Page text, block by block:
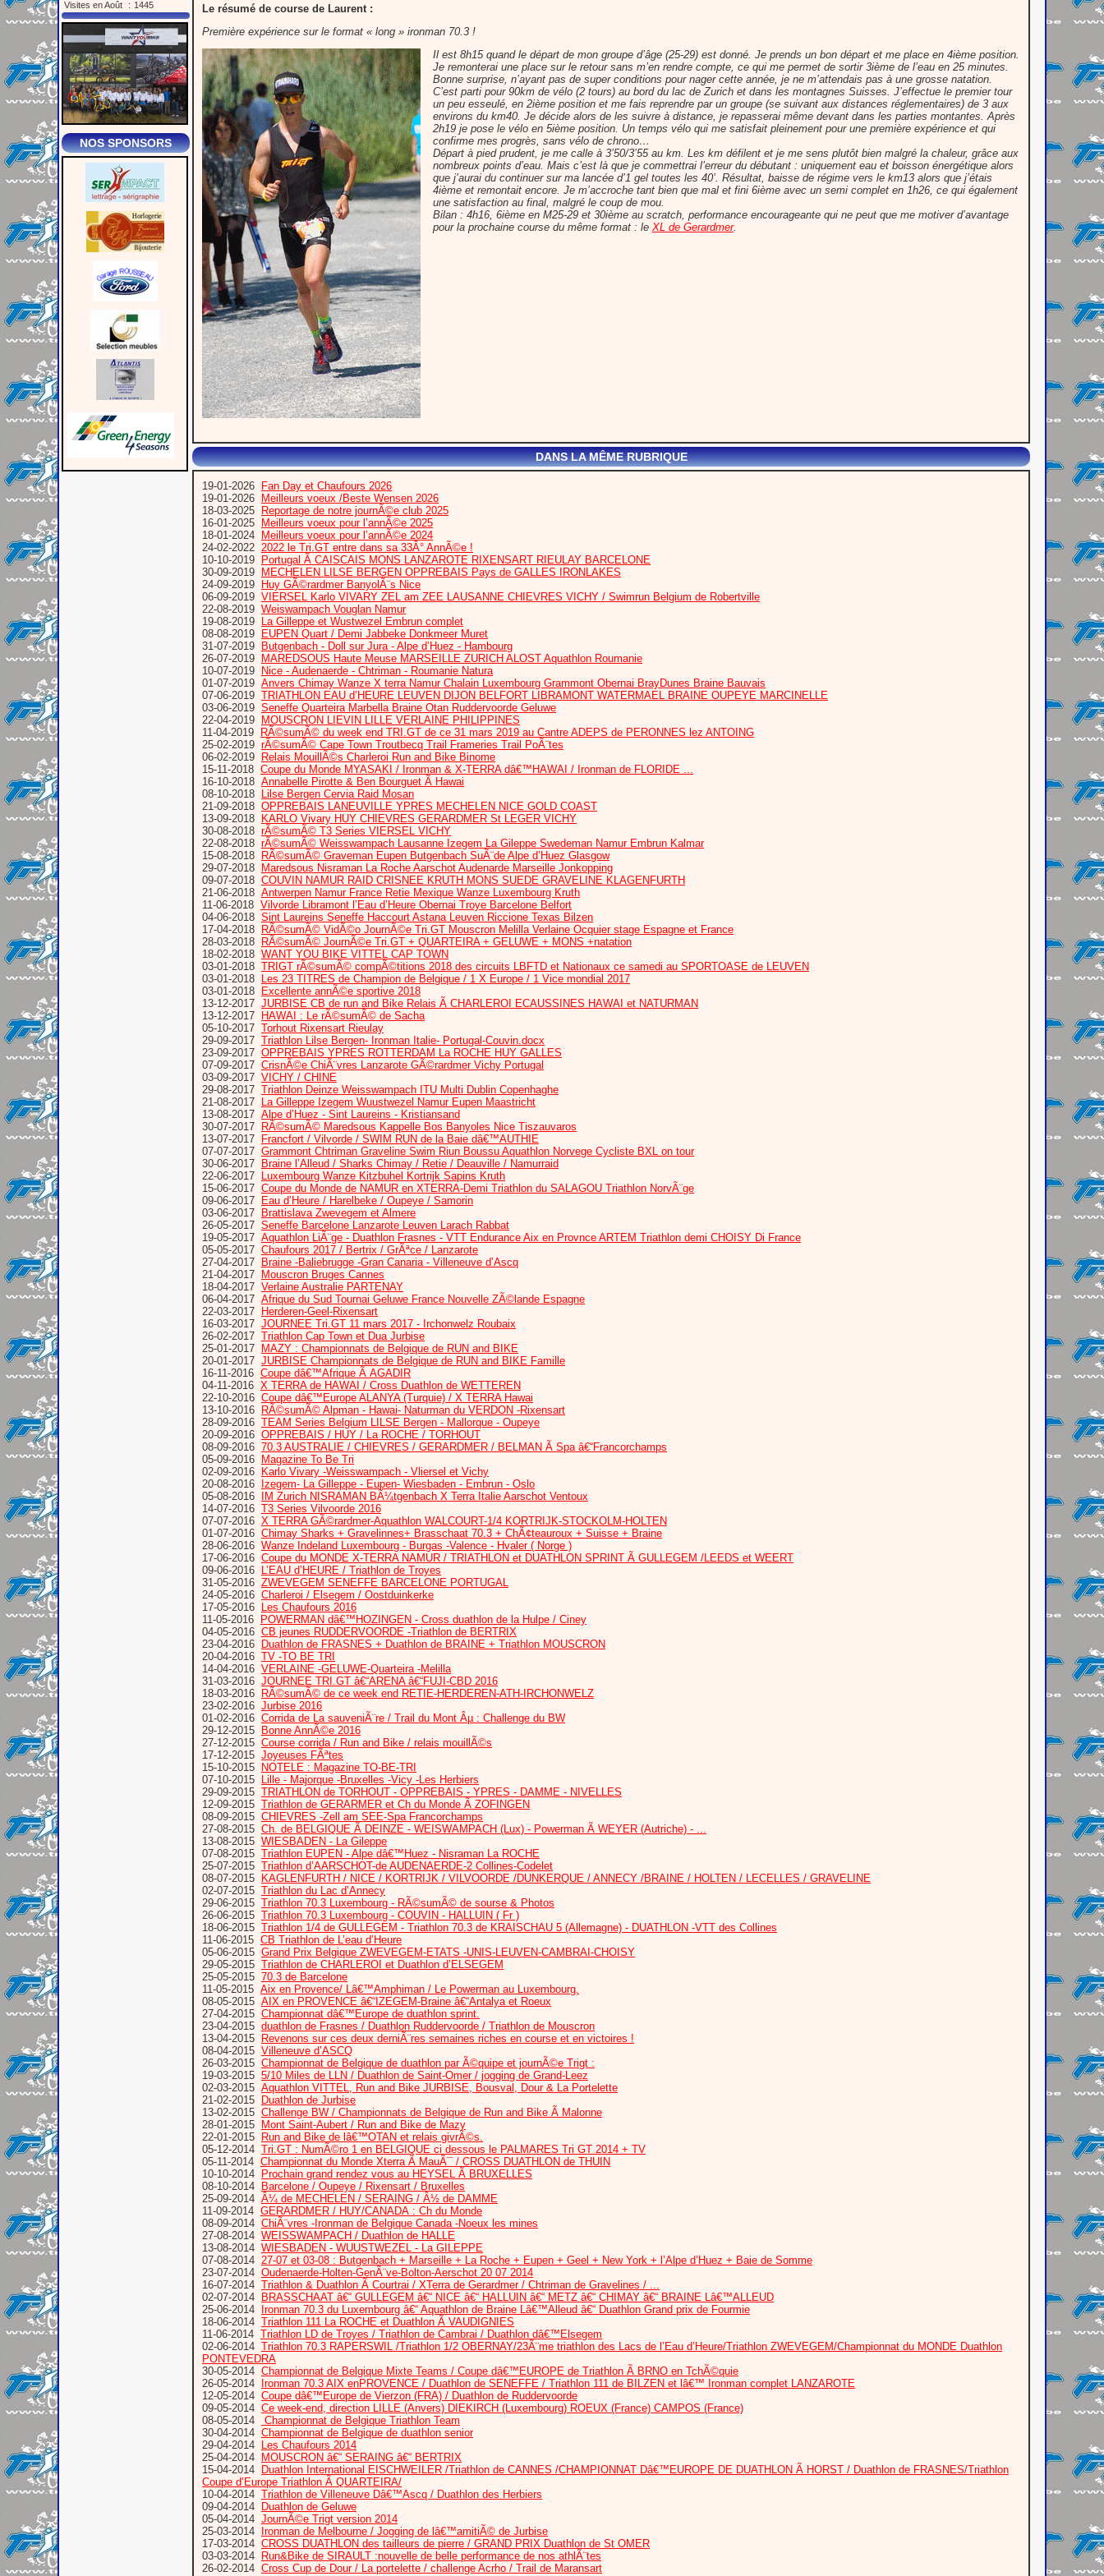
Visites en Août : 1445
NOS SPONSORS
Le résumé de course de Laurent :
Première expérience sur le format « long » ironman 70.3 !
Il est 8h15 quand le départ de mon groupe d’âge (25-29) est donné. Je prends un bon départ et me place en 4ième position.
Je remonterai une place sur le retour sans m’en rendre compte, ce qui me permet de sortir 3ième de l’eau en 25 minutes.
Bonne surprise, n’ayant pas de super conditions pour nager cette année, je ne m’attendais pas à une grosse natation.
C’est parti pour 90km de vélo (2 tours) au bord du lac de Zurich et dans les montagnes Suisses. J’effectue le premier tour
un peu esseulé, en 2ième position et me fais reprendre par un groupe (se suivant aux distances réglementaires) de 3 aux
environs du km40. Je décide alors de les suivre à distance, je repasserai même devant dans les parties montantes. Après
2h19 je pose le vélo en 5ième position. Un temps vélo qui me satisfait pleinement pour une première expérience et qui
confirme mes progrès, sans vélo de chrono…
Départ à pied prudent, je me calle à 3’50/3’55 au km. Les km défilent et je me sens plutôt bien malgré la chaleur, grâce aux
nombreux points d’eau. Mais c’est là que je commettrai l’erreur du débutant : uniquement eau et boisson énergétique alors
que j’aurai du continuer sur ma lancée d’1 gel toutes les 40’. Résultat, baisse de régime vers le km13 alors que j’étais
4ième et remontait encore. Je m’accroche tant bien que mal et fini 6ième avec un semi complet en 1h26, ce qui également
une satisfaction au final, malgré le coup de mou.
Bilan : 4h16, 6ième en M25-29 et 30ième au scratch, performance encourageante qui ne peut que me motiver d’avantage
pour la prochaine course du même format : le XL de Gerardmer.
DANS LA MÊME RUBRIQUE
19-01-2026 Fan Day et Chaufours 2026
19-01-2026 Meilleurs voeux /Beste Wensen 2026
18-03-2025 Reportage de notre journÃ©e club 2025
16-01-2025 Meilleurs voeux pour l’annÃ©e 2025
18-01-2024 Meilleurs voeux pour l’annÃ©e 2024
24-02-2022 2022 le Tri.GT entre dans sa 33Â° AnnÃ©e !
10-10-2019 Portugal Ã CAISCAIS MONS LANZAROTE RIXENSART RIEULAY BARCELONE
30-09-2019 MECHELEN LILSE BERGEN OPPREBAIS Pays de GALLES IRONLAKES
24-09-2019 Huy GÃ©rardmer BanyolÃ¨s Nice
06-09-2019 VIERSEL Karlo VIVARY ZEL am ZEE LAUSANNE CHIEVRES VICHY / Swimrun Belgium de Robertville
22-08-2019 Weiswampach Vouglan Namur
19-08-2019 La Gilleppe et Wustwezel Embrun complet
08-08-2019 EUPEN Quart / Demi Jabbeke Donkmeer Muret
31-07-2019 Butgenbach - Doll sur Jura - Alpe d’Huez - Hambourg
26-07-2019 MAREDSOUS Haute Meuse MARSEILLE ZURICH ALOST Aquathlon Roumanie
10-07-2019 Nice - Audenaerde - Chtriman - Roumanie Natura
01-07-2019 Anvers Chimay Wanze X terra Namur Chalain Luxembourg Grammont Obernai BrayDunes Braine Bauvais
07-06-2019 TRIATHLON EAU d’HEURE LEUVEN DIJON BELFORT LIBRAMONT WATERMAEL BRAINE OUPEYE MARCINELLE
03-06-2019 Seneffe Quarteira Marbella Braine Otan Ruddervoorde Geluwe
22-04-2019 MOUSCRON LIEVIN LILLE VERLAINE PHILIPPINES
11-04-2019 RÃ©sumÃ© du week end TRI.GT de ce 31 mars 2019 au Cantre ADEPS de PERONNES lez ANTOING
25-02-2019 rÃ©sumÃ© Cape Town Troutbecq Trail Frameries Trail PoÃ¨tes
06-02-2019 Relais MouillÃ©s Charleroi Run and Bike Binome
15-11-2018 Coupe du Monde MYASAKI / Ironman & X-TERRA dâ€™HAWAI / Ironman de FLORIDE ...
16-10-2018 Annabelle Pirotte & Ben Bourguet Ã Hawai
08-10-2018 Lilse Bergen Cervia Raid Mosan
21-09-2018 OPPREBAIS LANEUVILLE YPRES MECHELEN NICE GOLD COAST
13-09-2018 KARLO Vivary HUY CHIEVRES GERARDMER St LEGER VICHY
30-08-2018 rÃ©sumÃ© T3 Series VIERSEL VICHY
22-08-2018 rÃ©sumÃ© Weisswampach Lausanne Izegem La Gileppe Swedeman Namur Embrun Kalmar
15-08-2018 RÃ©sumÃ© Graveman Eupen Butgenbach SuÃ¨de Alpe d’Huez Glasgow
29-07-2018 Maredsous Nisraman La Roche Aarschot Audenarde Marseille Jonkopping
09-07-2018 COUVIN NAMUR RAID CRISNEE KRUTH MONS SUEDE GRAVELINE KLAGENFURTH
21-06-2018 Antwerpen Namur France Retie Mexique Wanze Luxembourg Kruth
11-06-2018 Vilvorde Libramont l’Eau d’Heure Obernai Troye Barcelone Belfort
04-06-2018 Sint Laureins Seneffe Haccourt Astana Leuven Riccione Texas Bilzen
17-04-2018 RÃ©sumÃ© VidÃ©o JournÃ©e Tri.GT Mouscron Melilla Verlaine Ocquier stage Espagne et France
28-03-2018 RÃ©sumÃ© JournÃ©e Tri.GT + QUARTEIRA + GELUWE + MONS +natation
18-02-2018 WANT YOU BIKE VITTEL CAP TOWN
03-01-2018 TRIGT rÃ©sumÃ© compÃ©titions 2018 des circuits LBFTD et Nationaux ce samedi au SPORTOASE de LEUVEN
03-01-2018 Les 23 TITRES de Champion de Belgique / 1 X Europe / 1 Vice mondial 2017
03-01-2018 Excellente annÃ©e sportive 2018
13-12-2017 JURBISE CB de run and Bike Relais Ã CHARLEROI ECAUSSINES HAWAI et NATURMAN
13-12-2017 HAWAI : Le rÃ©sumÃ© de Sacha
05-10-2017 Torhout Rixensart Rieulay
29-09-2017 Triathlon Lilse Bergen- Ironman Italie- Portugal-Couvin.docx
23-09-2017 OPPREBAIS YPRES ROTTERDAM La ROCHE HUY GALLES
07-09-2017 CrisnÃ©e ChiÃ¨vres Lanzarote GÃ©rardmer Vichy Portugal
03-09-2017 VICHY / CHINE
29-08-2017 Triathlon Deinze Weisswampach ITU Multi Dublin Copenhaghe
21-08-2017 La Gilleppe Izegem Wuustwezel Namur Eupen Maastricht
13-08-2017 Alpe d’Huez - Sint Laureins - Kristiansand
30-07-2017 RÃ©sumÃ© Maredsous Kappelle Bos Banyoles Nice Tiszauvaros
13-07-2017 Francfort / Vilvorde / SWIM RUN de la Baie dâ€™AUTHIE
07-07-2017 Grammont Chtriman Graveline Swim Riun Boussu Aquathlon Norvege Cycliste BXL on tour
30-06-2017 Braine l’Alleud / Sharks Chimay / Retie / Deauville / Namurraid
22-06-2017 Luxembourg Wanze Kitzbuhel Kortrijk Sapins Kruth
15-06-2017 Coupe du Monde de NAMUR en XTERRA-Demi Triathlon du SALAGOU Triathlon NorvÃ¨ge
09-06-2017 Eau d’Heure / Harelbeke / Oupeye / Samorin
03-06-2017 Brattislava Zwevegem et Almere
26-05-2017 Seneffe Barcelone Lanzarote Leuven Larach Rabbat
19-05-2017 Aquathlon LiÃ¨ge - Duathlon Frasnes - VTT Endurance Aix en Provnce ARTEM Triathlon demi CHOISY Di France
05-05-2017 Chaufours 2017 / Bertrix / GrÃªce / Lanzarote
27-04-2017 Braine -Baliebrugge -Gran Canaria - Villeneuve d’Ascq
21-04-2017 Mouscron Bruges Cannes
18-04-2017 Verlaine Australie PARTENAY
06-04-2017 Afrique du Sud Tournai Geluwe France Nouvelle ZÃ©lande Espagne
22-03-2017 Herderen-Geel-Rixensart
16-03-2017 JOURNEE Tri.GT 11 mars 2017 - Irchonwelz Roubaix
26-02-2017 Triathlon Cap Town et Dua Jurbise
25-01-2017 MAZY : Championnats de Belgique de RUN and BIKE
20-01-2017 JURBISE Championnats de Belgique de RUN and BIKE Famille
16-11-2016 Coupe dâ€™Afrique Ã AGADIR
04-11-2016 X TERRA de HAWAI / Cross Duathlon de WETTEREN
22-10-2016 Coupe dâ€™Europe ALANYA (Turquie) / X TERRA Hawai
13-10-2016 RÃ©sumÃ© Alpman - Hawai- Naturman du VERDON -Rixensart
28-09-2016 TEAM Series Belgium LILSE Bergen - Mallorque - Oupeye
20-09-2016 OPPREBAIS / HUY / La ROCHE / TORHOUT
08-09-2016 70.3 AUSTRALIE / CHIEVRES / GERARDMER / BELMAN Ã Spa â€“Francorchamps
05-09-2016 Magazine To Be Tri
02-09-2016 Karlo Vivary -Weisswampach - Vliersel et Vichy
20-08-2016 Izegem- La Gilleppe - Eupen- Wiesbaden - Embrun - Oslo
05-08-2016 IM Zurich NISRAMAN BÃ¼tgenbach X Terra Italie Aarschot Ventoux
14-07-2016 T3 Series Vilvoorde 2016
07-07-2016 X TERRA GÃ©rardmer-Aquathlon WALCOURT-1/4 KORTRIJK-STOCKOLM-HOLTEN
01-07-2016 Chimay Sharks + Gravelinnes+ Brasschaat 70.3 + ChÃ¢teauroux + Suisse + Braine
28-06-2016 Wanze Indeland Luxembourg - Burgas -Valence - Hvaler ( Norge )
17-06-2016 Coupe du MONDE X-TERRA NAMUR / TRIATHLON et DUATHLON SPRINT Ã GULLEGEM /LEEDS et WEERT
09-06-2016 L’EAU d’HEURE / Triathlon de Troyes
31-05-2016 ZWEVEGEM SENEFFE BARCELONE PORTUGAL
24-05-2016 Charleroi / Elsegem / Oostduinkerke
17-05-2016 Les Chaufours 2016
11-05-2016 POWERMAN dâ€™HOZINGEN - Cross duathlon de la Hulpe / Ciney
04-05-2016 CB jeunes RUDDERVOORDE -Triathlon de BERTRIX
23-04-2016 Duathlon de FRASNES + Duathlon de BRAINE + Triathlon MOUSCRON
20-04-2016 TV -TO BE TRI
14-04-2016 VERLAINE -GELUWE-Quarteira -Melilla
31-03-2016 JOURNEE TRI.GT â€“ARENA â€“FUJI-CBD 2016
18-03-2016 RÃ©sumÃ© de ce week end RETIE-HERDEREN-ATH-IRCHONWELZ
23-02-2016 Jurbise 2016
01-02-2016 Corrida de La sauveniÃ¨re / Trail du Mont Âµ : Challenge du BW
29-12-2015 Bonne AnnÃ©e 2016
27-12-2015 Course corrida / Run and Bike / relais mouillÃ©s
17-12-2015 Joyeuses FÃªtes
15-10-2015 NOTELE : Magazine TO-BE-TRI
07-10-2015 Lille - Majorque -Bruxelles -Vicy -Les Herbiers
29-09-2015 TRIATHLON de TORHOUT - OPPREBAIS - YPRES - DAMME - NIVELLES
12-09-2015 Triathlon de GERARMER et Ch du Monde Ã ZOFINGEN
08-09-2015 CHIEVRES -Zell am SEE-Spa Francorchamps
27-08-2015 Ch. de BELGIQUE Ã DEINZE - WEISWAMPACH (Lux) - Powerman Ã WEYER (Autriche) - ...
13-08-2015 WIESBADEN - La Gileppe
07-08-2015 Triathlon EUPEN - Alpe dâ€™Huez - Nisraman La ROCHE
25-07-2015 Triathlon d’AARSCHOT-de AUDENAERDE-2 Collines-Codelet
08-07-2015 KAGLENFURTH / NICE / KORTRIJK / VILVOORDE /DUNKERQUE / ANNECY /BRAINE / HOLTEN / LECELLES / GRAVELINE
02-07-2015 Triathlon du Lac d’Annecy
29-06-2015 Triathlon 70.3 Luxembourg - RÃ©sumÃ© de sourse & Photos
26-06-2015 Triathlon 70.3 Luxembourg - COUVIN - HALLUIN ( Fr )
18-06-2015 Triathlon 1/4 de GULLEGEM - Triathlon 70.3 de KRAISCHAU 5 (Allemagne) - DUATHLON -VTT des Collines
11-06-2015 CB Triathlon de L’eau d’Heure
05-06-2015 Grand Prix Belgique ZWEVEGEM-ETATS -UNIS-LEUVEN-CAMBRAI-CHOISY
29-05-2015 Triathlon de CHARLEROI et Duathlon d’ELSEGEM
25-05-2015 70.3 de Barcelone
11-05-2015 Aix en Provence/ Lâ€™Amphiman / Le Powerman au Luxembourg.
08-05-2015 AIX en PROVENCE â€“IZEGEM-Braine â€“Antalya et Roeux
27-04-2015 Championnat dâ€™Europe de duathlon sprint.
23-04-2015 duathlon de Frasnes / Duathlon Ruddervoorde / Triathlon de Mouscron
13-04-2015 Revenons sur ces deux derniÃ¨res semaines riches en course et en victoires !
08-04-2015 Villeneuve d’ASCQ
26-03-2015 Championnat de Belgique de duathlon par Ã©quipe et journÃ©e Trigt :
19-03-2015 5/10 Miles de LLN / Duathlon de Saint-Omer / jogging de Grand-Leez
02-03-2015 Aquathlon VITTEL, Run and Bike JURBISE, Bousval, Dour & La Portelette
21-02-2015 Duathlon de Jurbise
13-02-2015 Challenge BW / Championnats de Belgique de Run and Bike Ã Malonne
28-01-2015 Mont Saint-Aubert / Run and Bike de Mazy
22-01-2015 Run and Bike de lâ€™OTAN et relais givrÃ©s.
05-12-2014 Tri.GT : NumÃ©ro 1 en BELGIQUE ci dessous le PALMARES Tri GT 2014 + TV
05-11-2014 Championnat du Monde Xterra Ã MauÃ¯ / CROSS DUATHLON de THUIN
10-10-2014 Prochain grand rendez vous au HEYSEL Ã BRUXELLES
08-10-2014 Barcelone / Oupeye / Rixensart / Bruxelles
25-09-2014 Â¼ de MECHELEN / SERAING / Â½ de DAMME
11-09-2014 GERARDMER / HUY/CANADA : Ch du Monde
08-09-2014 ChiÃ¨vres -Ironman de Belgique Canada -Noeux les mines
27-08-2014 WEISSWAMPACH / Duathlon de HALLE
13-08-2014 WIESBADEN - WUUSTWEZEL - La GILEPPE
07-08-2014 27-07 et 03-08 : Butgenbach + Marseille + La Roche + Eupen + Geel + New York + l’Alpe d’Huez + Baie de Somme
23-07-2014 Oudenaerde-Holten-GenÃ¨ve-Bolton-Aerschot 20 07 2014
16-07-2014 Triathlon & Duathlon Ã Courtrai / XTerra de Gerardmer / Chtriman de Gravelines / ...
02-07-2014 BRASSCHAAT â€“ GULLEGEM â€“ NICE â€“ HALLUIN â€“ METZ â€“ CHIMAY â€“ BRAINE Lâ€™ALLEUD
25-06-2014 Ironman 70.3 du Luxembourg â€“ Aquathlon de Braine Lâ€™Alleud â€“ Duathlon Grand prix de Fourmie
18-06-2014 Triathlon 111 La ROCHE et Duathlon Ã VAUDIGNIES
11-06-2014 Triathlon LD de Troyes / Triathlon de Cambrai / Duathlon dâ€™Elsegem
02-06-2014 Triathlon 70.3 RAPERSWIL /Triathlon 1/2 OBERNAY/23Ã¨me triathlon des Lacs de l’Eau d’Heure/Triathlon ZWEVEGEM/Championnat du MONDE Duathlon
PONTEVEDRA
30-05-2014 Championnat de Belgique Mixte Teams / Coupe dâ€™EUROPE de Triathlon Ã BRNO en TchÃ©quie
26-05-2014 Ironman 70.3 AIX enPROVENCE / Duathlon de SENEFFE / Triathlon 111 de BILZEN et lâ€™ Ironman complet LANZAROTE
12-05-2014 Coupe dâ€™Europe de Vierzon (FRA) / Duathlon de Ruddervoorde
09-05-2014 Ce week-end, direction LILLE (Anvers) DIEKIRCH (Luxembourg) ROEUX (France) CAMPOS (France)
08-05-2014
Championnat de Belgique Triathlon Team
30-04-2014 Championnat de Belgique de duathlon senior
29-04-2014 Les Chaufours 2014
25-04-2014 MOUSCRON â€“ SERAING â€“ BERTRIX
15-04-2014 Duathlon International EISCHWEILER /Triathlon de CANNES /CHAMPIONNAT Dâ€™EUROPE DE DUATHLON Ã HORST / Duathlon de FRASNES/Triathlon
Coupe d’Europe Triathlon Ã QUARTEIRA/
10-04-2014 Triathlon de Villeneuve Dâ€™Ascq / Duathlon des Herbiers
09-04-2014 Duathlon de Geluwe
05-04-2014 JournÃ©e Trigt version 2014
25-03-2014 Ironman de Melbourne / Jogging de lâ€™amitiÃ© de Jurbise
17-03-2014 CROSS DUATHLON des tailleurs de pierre / GRAND PRIX Duathlon de St OMER
03-03-2014 Run&Bike de SIRAULT :nouvelle de belle performance de nos athlÃ¨tes
26-02-2014 Cross Cup de Dour / La portelette / challenge Acrho / Trail de Maransart